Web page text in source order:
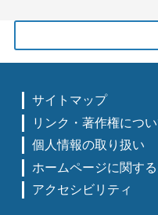
サイトマップ
リンク・著作権につ
個人情報の取り扱い
ホームページに関す
アクセシビリティ